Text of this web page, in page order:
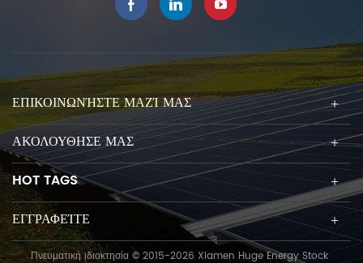
ΕΠΙΚΟΙΝΩΝΉΣΤΕ ΜΑΖΊ ΜΑΣ
ΑΚΟΛΟΥΘΗΣΕ ΜΑΣ
HOT TAGS
ΕΓΓΡΑΦΕΊΤΕ
Πνευματική ιδιοκτησία © 2015-2026 Xiamen Huge Energy Stock